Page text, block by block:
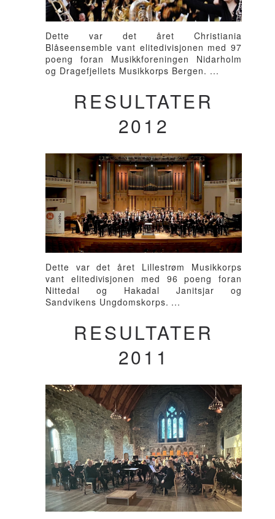
Dette var det året Christiania
Blåseensemble vant elitedivisjonen med 97
poeng foran Musikkforeningen Nidarholm
og Dragefjellets Musikkorps Bergen. ...
RESULTATER
2012
Dette var det året Lillestrøm Musikkorps
vant elitedivisjonen med 96 poeng foran
Nittedal og Hakadal Janitsjar og
Sandvikens Ungdomskorps. ...
RESULTATER
2011